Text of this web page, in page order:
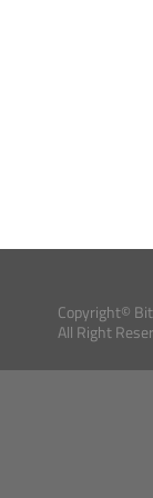
Copyright©
All Right